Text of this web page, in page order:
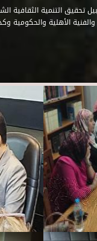
التنمية الثقافية
والفنية الأهلية